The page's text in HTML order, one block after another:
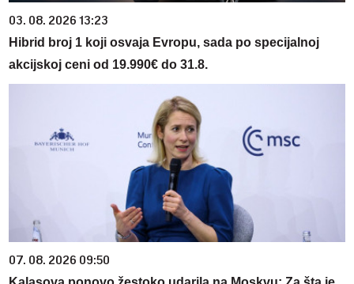
03. 08. 2026 13:23
Hibrid broj 1 koji osvaja Evropu, sada po specijalnoj
akcijskoj ceni od 19.990€ do 31.8.
07. 08. 2026 09:50